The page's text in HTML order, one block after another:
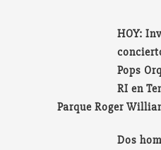
HOY:
Pops
RI en
Parque Roger
Dos